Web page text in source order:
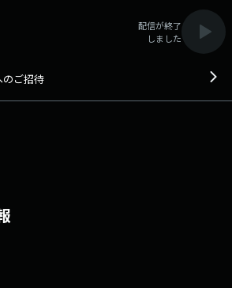
program/mukashi/ メールアドレ
メッセージフォーム：
?program_id=12
配信が終了
しました
のご招待